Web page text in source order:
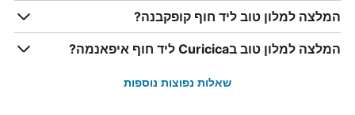
Y
המציג
את
המלצה למלון טוב ליד חוף קופקבנה?
המלצה למלון טוב בCuricica ליד חוף איפאנמה?
שאלות נפוצות נוספות